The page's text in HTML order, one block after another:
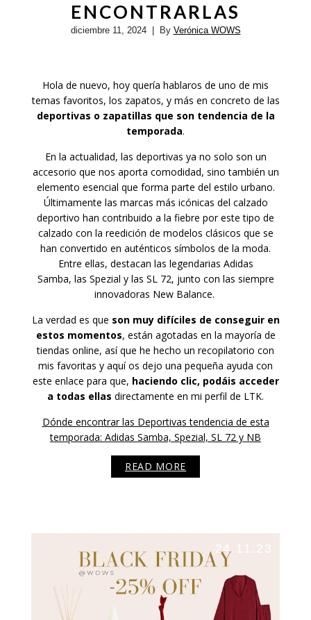
ENCONTRARLAS
diciembre 11, 2024| By Verónica WOWS
Hola de nuevo, hoy quería hablaros de uno de mis
temas favoritos, los zapatos, y más en concreto de las
deportivas o zapatillas que son tendencia de la
temporada.
En la actualidad, las deportivas ya no solo son un
accesorio que nos aporta comodidad, sino también un
elemento esencial que forma parte del estilo urbano.
Últimamente las marcas más icónicas del calzado
deportivo han contribuido a la fiebre por este tipo de
calzado con la reedición de modelos clásicos que se
han convertido en auténticos símbolos de la moda.
Entre ellas, destacan las legendarias Adidas
Samba, las Spezial y las SL 72, junto con las siempre
innovadoras New Balance.
La verdad es que son muy difíciles de conseguir en
estos momentos, están agotadas en la mayoría de
tiendas online, así que he hecho un recopilatorio con
mis favoritas y aquí os dejo una pequeña ayuda con
este enlace para que, haciendo clic, podáis acceder
a todas ellas directamente en mi perfil de LTK.
Dónde encontrar las Deportivas tendencia de esta
temporada: Adidas Samba, Spezial, SL 72 y NB
READ MORE
24.11.23